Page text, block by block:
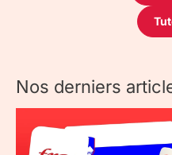
Nos derniers